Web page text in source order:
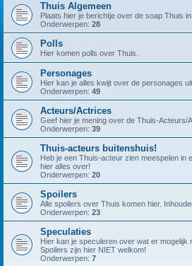
Thuis Algemeen
Plaats hier je berichtje over de soap Thuis in
Onderwerpen: 28
Polls
Hier komen polls over Thuis.
Personages
Hier kan je alles kwijt over de personages
Onderwerpen: 49
Acteurs/Actrices
Geef hier je mening over de Thuis-Acteurs/
Onderwerpen: 39
Thuis-acteurs buitenshuis!
Heb je een Thuis-acteur zien meespelen in
hier alles over!
Onderwerpen: 20
Spoilers
Alle spoilers over Thuis komen hier.
Onderwerpen: 23
Speculaties
Hier kan je speculeren over wat er mogelijk
Spoilers zijn hier NIET welkom!
Onderwerpen: 7